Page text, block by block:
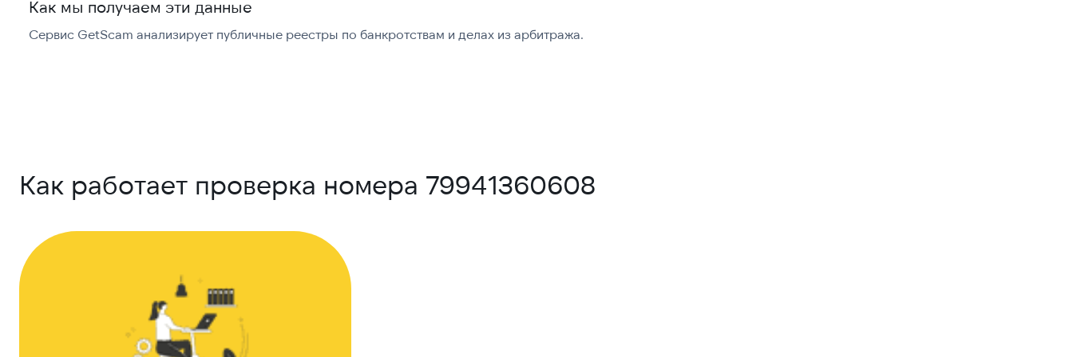
Как мы получаем эти данные
Сервис GetScam анализирует публичные реестры по банкротствам и делах из арбитража.
Как работает проверка номера 79941360608